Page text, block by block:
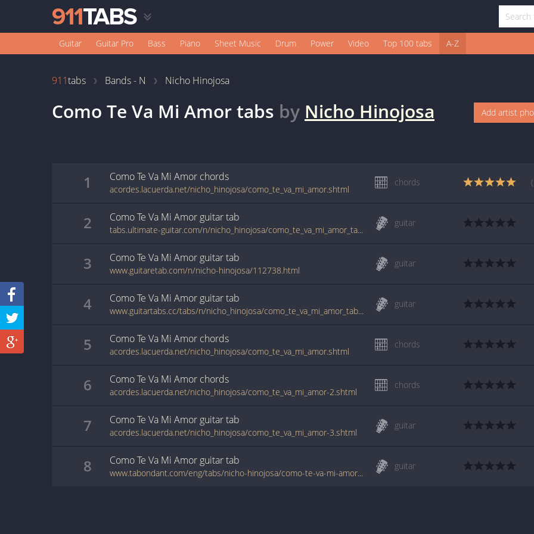
Guitar Guitar Pro Bass Piano Sheet Music Drum Power Video Top 100 tabs A-Z
911tabs Bands - N Nicho Hinojosa
Como Te Va Mi Amortabs by Nicho Hinojosa Add artist
1 Como Te Va Mi Amor chords
acordes.lacuerda.net/nicho_hinojosa/como_te_va_mi_amor.shtml
chords
2 Como Te Va Mi Amor guitartab
tabs.ultimate-guitar.com/n/nicho_hinojosa/como_te_va_mi_amor_tab.htm
guitar
3 Como Te Va Mi Amor guitartab
www.guitaretab.com/n/nicho-hinojosa/112738.html
guitar
4 Como Te Va Mi Amor guitartab
www.guitartabs.cc/tabs/n/nicho_hinojosa/como_te_va_mi_amor_tab.html
guitar
5 Como Te Va Mi Amor chords
acordes.lacuerda.net/nicho_hinojosa/como_te_va_mi_amor.shtml
chords
6 Como Te Va Mi Amor chords
acordes.lacuerda.net/nicho_hinojosa/como_te_va_mi_amor-2.shtml
chords
7 Como Te Va Mi Amor guitartab
acordes.lacuerda.net/nicho_hinojosa/como_te_va_mi_amor-3.shtml
guitar
8 Como Te Va Mi Amor guitartab
www.tabondant.com/eng/tabs/nicho-hinojosa/como-te-va-mi-amor#241447
guitar